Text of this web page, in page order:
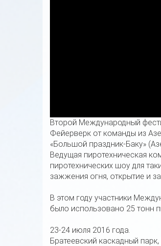
Второй Международный
Фейерверк от команды из
«Большой праздник-Баку»
Ведущая пиротехническая
пиротехнических шоу для
зажжения огня, открытие и
В этом году участники
было использовано 25 тонн
23-24 июля 2016 года.
Братеевский каскадный